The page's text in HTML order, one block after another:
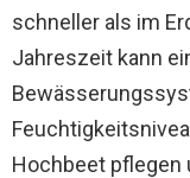
schneller als im
Jahreszeit kann
Hochbeet pflegen